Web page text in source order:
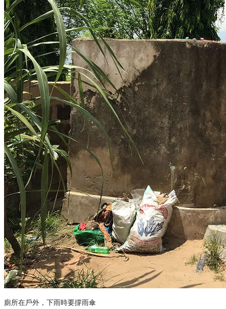
廁所在戶外，下雨時要撐雨傘